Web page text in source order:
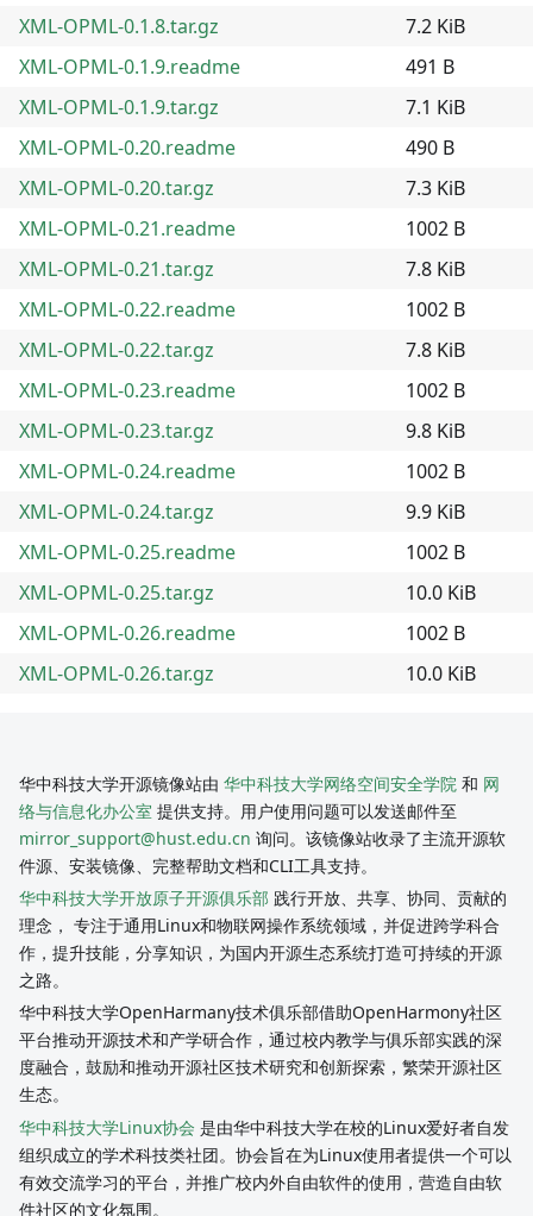
XML-OPML-0.1.8.tar.gz
7.2 KiB
XML-OPML-0.1.9.readme
491 B
XML-OPML-0.1.9.tar.gz
7.1 KiB
XML-OPML-0.20.readme
490 B
XML-OPML-0.20.tar.gz
7.3 KiB
XML-OPML-0.21.readme
1002 B
XML-OPML-0.21.tar.gz
7.8 KiB
XML-OPML-0.22.readme
1002 B
XML-OPML-0.22.tar.gz
7.8 KiB
XML-OPML-0.23.readme
1002 B
XML-OPML-0.23.tar.gz
9.8 KiB
XML-OPML-0.24.readme
1002 B
XML-OPML-0.24.tar.gz
9.9 KiB
XML-OPML-0.25.readme
1002 B
XML-OPML-0.25.tar.gz
10.0 KiB
XML-OPML-0.26.readme
1002 B
XML-OPML-0.26.tar.gz
10.0 KiB
华中科技大学开源镜像站由 华中科技大学网络空间安全学院 和 网
络与信息化办公室 提供支持。用户使用问题可以发送邮件至
mirror_support@hust.edu.cn 询问。该镜像站收录了主流开源软
件源、安装镜像、完整帮助文档和CLI工具支持。
华中科技大学开放原子开源俱乐部 践行开放、共享、协同、贡献的
理念， 专注于通用Linux和物联网操作系统领域，并促进跨学科合
作，提升技能，分享知识，为国内开源生态系统打造可持续的开源
之路。
华中科技大学OpenHarmany技术俱乐部借助OpenHarmony社区
平台推动开源技术和产学研合作，通过校内教学与俱乐部实践的深
度融合，鼓励和推动开源社区技术研究和创新探索，繁荣开源社区
生态。
华中科技大学Linux协会 是由华中科技大学在校的Linux爱好者自发
组织成立的学术科技类社团。协会旨在为Linux使用者提供一个可以
有效交流学习的平台，并推广校内外自由软件的使用，营造自由软
件社区的文化氛围。